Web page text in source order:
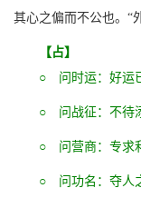
其心之偏而不公也。“
【占】
○ 问时运：好运
○ 问战征：不待
○ 问营商：专求
○ 问功名：夺人